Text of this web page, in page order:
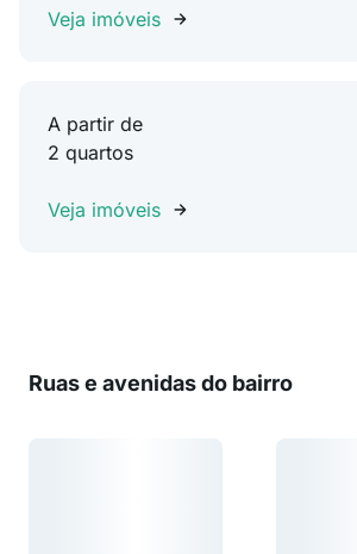
Veja imóveis
A partir de
2 quartos
Veja imóveis
Ruas e avenidas do bairro